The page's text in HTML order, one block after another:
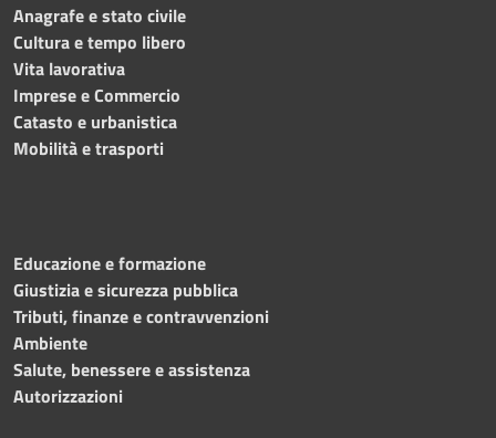
Anagrafe e stato civile
Cultura e tempo libero
Vita lavorativa
Imprese e Commercio
Catasto e urbanistica
Mobilità e trasporti
Educazione e formazione
Giustizia e sicurezza pubblica
Tributi, finanze e contravvenzioni
Ambiente
Salute, benessere e assistenza
Autorizzazioni